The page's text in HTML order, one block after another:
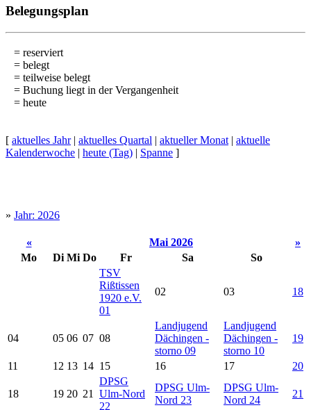
Belegungsplan
= reserviert
= belegt
= teilweise belegt
= Buchung liegt in der Vergangenheit
= heute
[ aktuelles Jahr| aktuelles Quartal | aktueller Monat | aktuelle
Kalenderwoche | heute (Tag) | Spanne ]
» Jahr: 2026
« Mai 2026
»
Mo
Di Mi Do Fr Sa
So
TSV
Rißtissen
1920 e.V.
01
02 03 18
04 05 06 07 08
Landjugend
Dächingen -
storno 09
Landjugend
Dächingen -
storno 10
19
11 12 13 14 15 16 17 20
18 19 20 21
DPSG
Ulm-Nord
22
DPSG Ulm-
Nord 23
DPSG Ulm-
Nord 24
21